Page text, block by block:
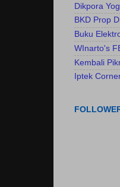
Dikpora
BKD Prop
Buku
WInarto's
Kembali
Iptek